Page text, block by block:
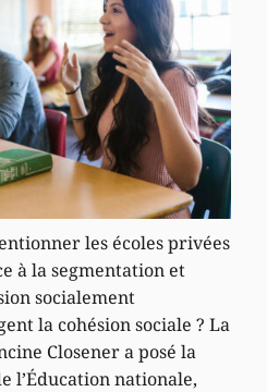
les écoles privées
à la segmentation et
socialement
la cohésion sociale ? La
Closener a posé la
l’Éducation nationale,